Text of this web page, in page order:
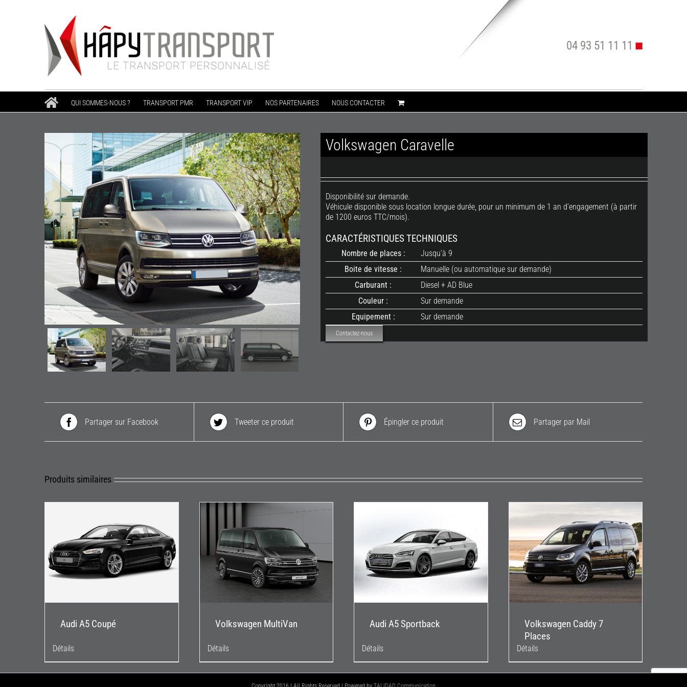
04 93 51 11 11
QUI SOMMES-NOUS ? TRANSPORT PMR TRANSPORT VIP NOS PARTENAIRES NOUS CONTACTER
Volkswagen Caravelle
Disponibilité sur demande.
Véhicule disponible sous location longue durée, pour un minimum de 1 an d’engagement (à partir
de 1200 euros TTC/mois).
CARACTÉRISTIQUES TECHNIQUES
Nombre de places :
Jusqu’à 9
Boite de vitesse :
Manuelle (ou automatique sur demande)
Carburant :
Diesel + AD Blue
Couleur :
Sur demande
Equipement :
Sur demande
Contactez-nous
Partager sur Facebook Tweeter ce produit Épingler ce produit Partager par Mail
Produits similaires
Audi A5 Coupé
Détails
Volkswagen MultiVan
Détails
Audi A5 Sportback
Détails
Volkswagen Caddy 7
Places
Détails